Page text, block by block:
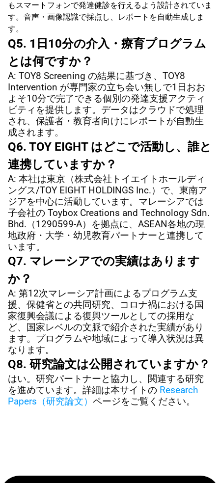
もスマートフォンで発達健診を行えるよう設計されていま
す。音声・画像認識で採点し、レポートを自動生成しま
す。
Q5. 1日10分の介入・療育プログラム
とは何ですか？
A: TOY8 Screening の結果に基づき、TOY8
Intervention が専門家の立ち会い無しで1日おお
よそ10分で完了できる個別の発達支援アクティ
ビティを提供します。データはクラウドで処理
され、保護者・教育者向けにレポートが自動生
成されます。
Q6. TOY EIGHT はどこで活動し、誰と
連携していますか？
A: 本社は東京（株式会社トイエイトホールディ
ングス/TOY EIGHT HOLDINGS Inc.）で、東南ア
ジアを中心に活動しています。マレーシアでは
子会社の Toybox Creations and Technology Sdn.
Bhd.（1290599-A）を拠点に、ASEAN各地の現
地政府・大学・幼児教育パートナーと連携して
います。
Q7. マレーシアでの実績はあります
か？
A: 第12次マレーシア計画によるプログラム支
援、保健省との共同研究、コロナ禍における国
家復興会議による復興ツールとしての採用な
ど、国家レベルの文脈で紹介された実績があり
ます。プログラムや地域によって導入状況は異
なります。
Q8. 研究論文は公開されていますか？
はい。研究パートナーと協力し、関連する研究
を進めています。詳細は本サイトの Research
Papers（研究論文） ページをご覧ください。